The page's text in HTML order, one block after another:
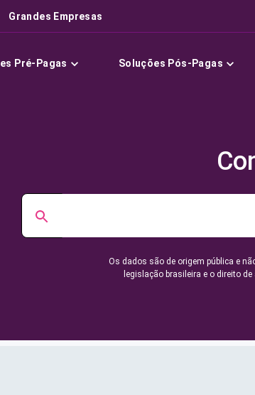
Grandes Empresas
Pré-Pagas Soluções Pós-Pagas
Os dados são de origem pública e
legislação brasileira e o direito